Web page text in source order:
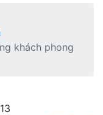
khách phong